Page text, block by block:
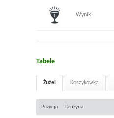
Wyniki
Tabele
Żużel Koszykówka
Pozycja Drużyna